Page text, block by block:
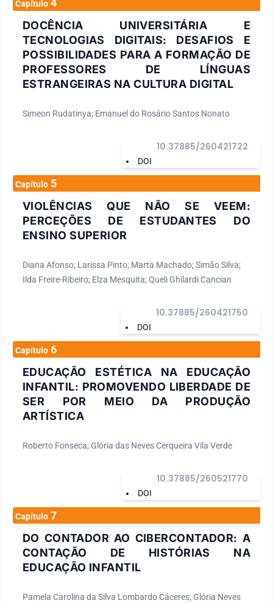
Capítulo 4
DOCÊNCIA UNIVERSITÁRIA E
TECNOLOGIAS DIGITAIS: DESAFIOS E
POSSIBILIDADES PARA A FORMAÇÃO DE
PROFESSORES DE LÍNGUAS
ESTRANGEIRAS NA CULTURA DIGITAL
Simeon Rudatinya; Emanuel do Rosário Santos Nonato
DOI
10.37885/260421722
Capítulo 5
VIOLÊNCIAS QUE NÃO SE VEEM:
PERCEÇÕES DE ESTUDANTES DO
ENSINO SUPERIOR
Diana Afonso; Larissa Pinto; Marta Machado; Simão Silva;
Ilda Freire-Ribeiro; Elza Mesquita; Queli Ghilardi Cancian
DOI
10.37885/260421750
Capítulo 6
EDUCAÇÃO ESTÉTICA NA EDUCAÇÃO
INFANTIL: PROMOVENDO LIBERDADE DE
SER POR MEIO DA PRODUÇÃO
ARTÍSTICA
Roberto Fonseca; Glória das Neves Cerqueira Vila Verde
DOI
10.37885/260521770
Capítulo 7
DO CONTADOR AO CIBERCONTADOR: A
CONTAÇÃO DE HISTÓRIAS NA
EDUCAÇÃO INFANTIL
Pamela Carolina da Silva Lombardo Cáceres; Glória Neves